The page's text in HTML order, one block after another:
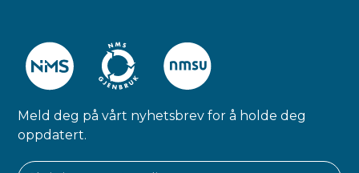
Meld deg på vårt nyhetsbrev for å holde deg
oppdatert.